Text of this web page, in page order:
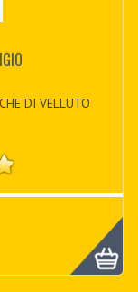
DI VELLUTO